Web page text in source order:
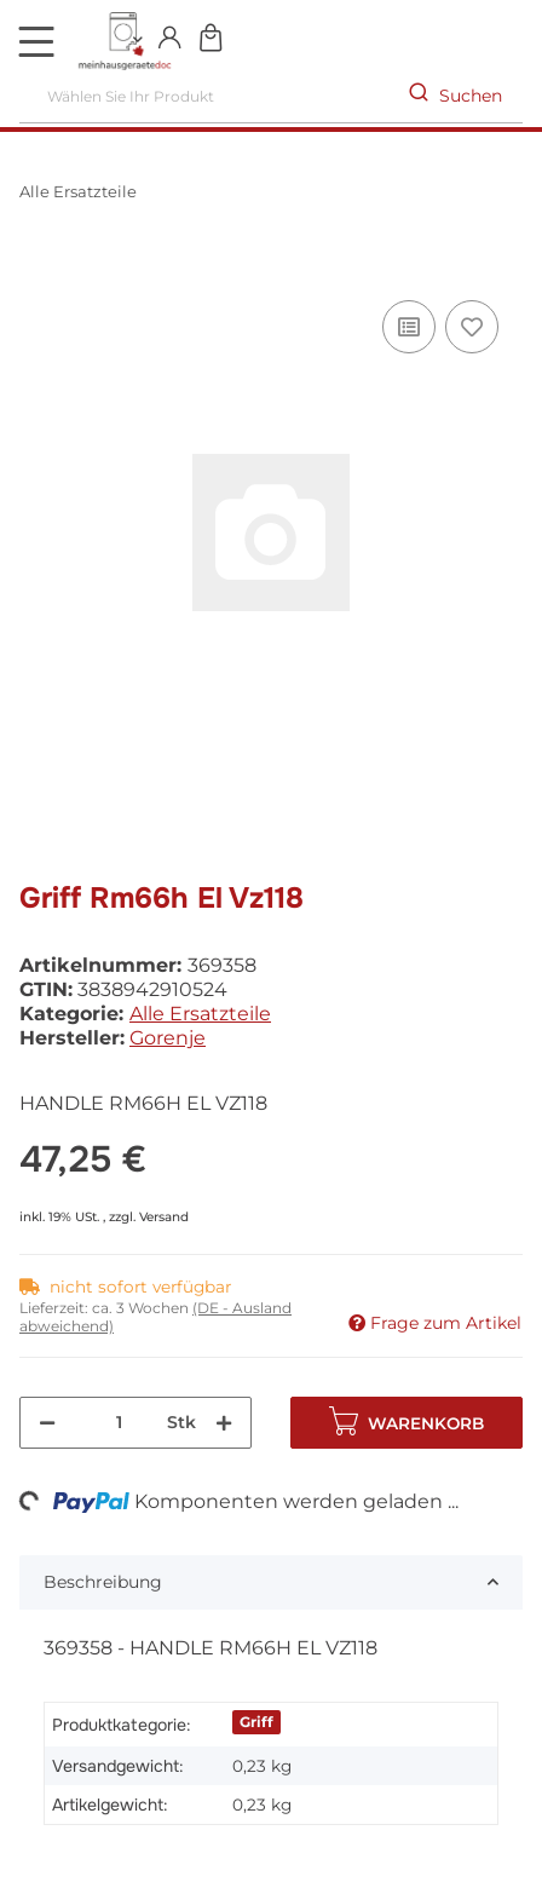
DE
Suchen
Alle Ersatzteile
Griff Rm66h El Vz118
Artikelnummer: 369358
GTIN: 3838942910524
Kategorie: Alle Ersatzteile
Hersteller: Gorenje
HANDLE RM66H EL VZ118
47,25 €
inkl. 19% USt. , zzgl. Versand
nicht sofort verfügbar
Lieferzeit: ca. 3 Wochen (DE - Ausland
abweichend)
Frage zum Artikel
Stk WARENKORB
Komponenten werden geladen ...
Beschreibung
369358 - HANDLE RM66H EL VZ118
Produktkategorie: Griff
Versandgewicht: 0,23 kg
Artikelgewicht: 0,23 kg